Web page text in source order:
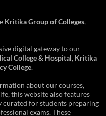
Kritika Group of Colleges,
digital gateway to our
College & Hospital, Kritika
College.
about our courses,
this website also features
curated for students preparing
exams. These